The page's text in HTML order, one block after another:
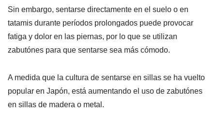
Sin embargo, sentarse directamente en el suelo o en
tatamis durante períodos prolongados puede provocar
fatiga y dolor en las piernas, por lo que se utilizan
zabutónes para que sentarse sea más cómodo.
A medida que la cultura de sentarse en sillas se ha vuelto
popular en Japón, está aumentando el uso de zabutónes
en sillas de madera o metal.